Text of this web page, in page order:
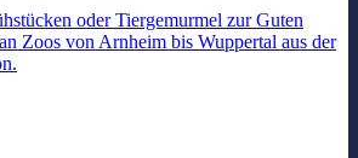
oder Tiergemurmel zur Guten
Zoos von Arnheim bis Wuppertal aus der